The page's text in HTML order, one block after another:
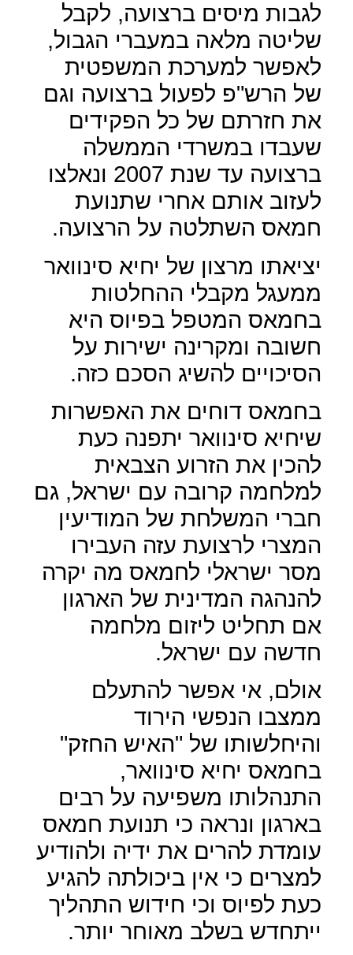
לגבות מיסים ברצועה, לקבל
שליטה מלאה במעברי הגבול,
לאפשר למערכת המשפטית
של הרש"פ לפעול ברצועה וגם
את חזרתם של כל הפקידים
שעבדו במשרדי הממשלה
ברצועה עד שנת 2007 ונאלצו
לעזוב אותם אחרי שתנועת
חמאס השתלטה על הרצועה.
יציאתו מרצון של יחיא סינוואר
ממעגל מקבלי ההחלטות
בחמאס המטפל בפיוס היא
חשובה ומקרינה ישירות על
הסיכויים להשיג הסכם כזה.
בחמאס דוחים את האפשרות
שיחיא סינוואר יתפנה כעת
להכין את הזרוע הצבאית
למלחמה קרובה עם ישראל, גם
חברי המשלחת של המודיעין
המצרי לרצועת עזה העבירו
מסר ישראלי לחמאס מה יקרה
להנהגה המדינית של הארגון
אם תחליט ליזום מלחמה
חדשה עם ישראל.
אולם, אי אפשר להתעלם
ממצבו הנפשי הירוד
והיחלשותו של "האיש החזק"
בחמאס יחיא סינוואר,
התנהלותו משפיעה על רבים
בארגון ונראה כי תנועת חמאס
עומדת להרים את ידיה ולהודיע
למצרים כי אין ביכולתה להגיע
כעת לפיוס וכי חידוש התהליך
ייתחדש בשלב מאוחר יותר.